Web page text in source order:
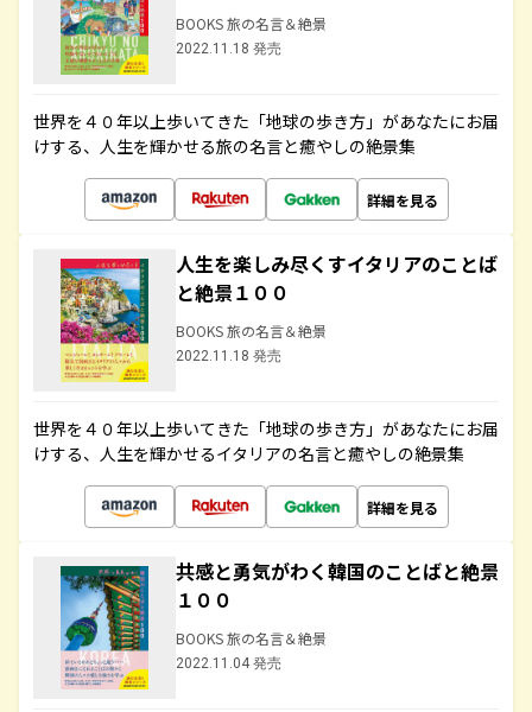
BOOKS 旅の名言＆絶景
2022.11.18 発売
世界を４０年以上歩いてきた「地球の歩き方」があなたにお届
けする、人生を輝かせる旅の名言と癒やしの絶景集
詳細を見る
人生を楽しみ尽くすイタリアのことば
と絶景１００
BOOKS 旅の名言＆絶景
2022.11.18 発売
世界を４０年以上歩いてきた「地球の歩き方」があなたにお届
けする、人生を輝かせるイタリアの名言と癒やしの絶景集
詳細を見る
共感と勇気がわく韓国のことばと絶景
１００
BOOKS 旅の名言＆絶景
2022.11.04 発売